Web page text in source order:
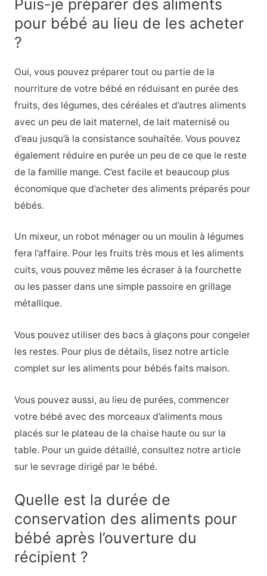
Puis-je préparer des aliments
pour bébé au lieu de les acheter
?
Oui, vous pouvez préparer tout ou partie de la
nourriture de votre bébé en réduisant en purée des
fruits, des légumes, des céréales et d’autres aliments
avec un peu de lait maternel, de lait maternisé ou
d’eau jusqu’à la consistance souhaitée. Vous pouvez
également réduire en purée un peu de ce que le reste
de la famille mange. C’est facile et beaucoup plus
économique que d’acheter des aliments préparés pour
bébés.
Un mixeur, un robot ménager ou un moulin à légumes
fera l’affaire. Pour les fruits très mous et les aliments
cuits, vous pouvez même les écraser à la fourchette
ou les passer dans une simple passoire en grillage
métallique.
Vous pouvez utiliser des bacs à glaçons pour congeler
les restes. Pour plus de détails, lisez notre article
complet sur les aliments pour bébés faits maison.
Vous pouvez aussi, au lieu de purées, commencer
votre bébé avec des morceaux d’aliments mous
placés sur le plateau de la chaise haute ou sur la
table. Pour un guide détaillé, consultez notre article
sur le sevrage dirigé par le bébé.
Quelle est la durée de
conservation des aliments pour
bébé après l’ouverture du
récipient ?